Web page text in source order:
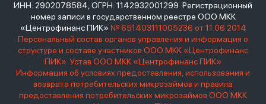
ИНН: 2902078584, ОГРН: 1142932001299 Регистрационный
номер записи в государственном реестре ООО МКК
«Центрофинанс ПИК» № 651403111005236 от 11.06.2014
Персональный состав органов управления и информация о
структуре и составе участников ООО МКК «Центрофинанс
ПИК» Устав ООО МКК «Центрофинанс ПИК»
Информация об условиях предоставления, использования и
возврата потребительских микрозаймов и правила
предоставления потребительских микрозаймов ООО МКК